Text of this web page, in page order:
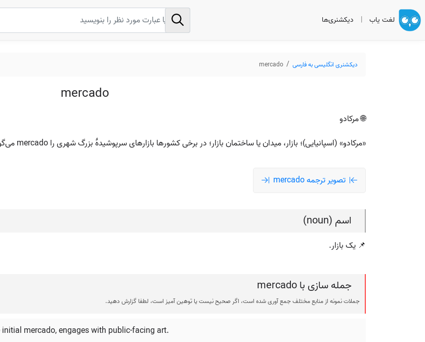
لغت یاب | دیکشنری‌ها
دیکشنری انگلیسی به فارسی mercado
mercado
🌐 مرکادو
«مرکادو» (اسپانیایی)؛ بازار، میدان یا ساختمان بازار؛ در برخی کشورها بازارهای سرپوشیدهٔ بزرگ شهری را mercado می‌گویند.
تصویر ترجمه mercado
اسم (noun)
📌 یک بازار.
جمله سازی با mercado
جملات نمونه از منابع مختلف جمع آوری شده است، اگر صحیح نیست یا توهین آمیز است، لطفا گزارش دهید.
mercado, engages with public-facing art.